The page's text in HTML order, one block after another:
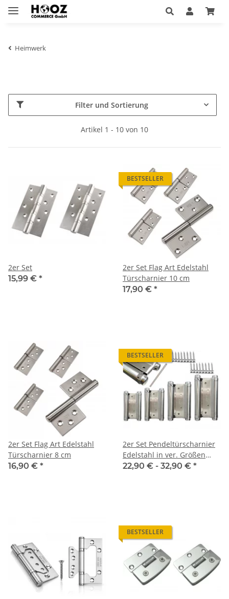
Heimwerk
Filter und Sortierung
Artikel 1 - 10 von 10
2er Set
15,99 € *
BESTSELLER
2er Set Flag Art Edelstahl
Türscharnier 10 cm
17,90 € *
2er Set Flag Art Edelstahl
Türscharnier 8 cm
16,90 € *
BESTSELLER
2er Set Pendeltürscharnier
Edelstahl in ver. Größen
8/10/12,5/15 cm
22,90 € - 32,90 € *
BESTSELLER